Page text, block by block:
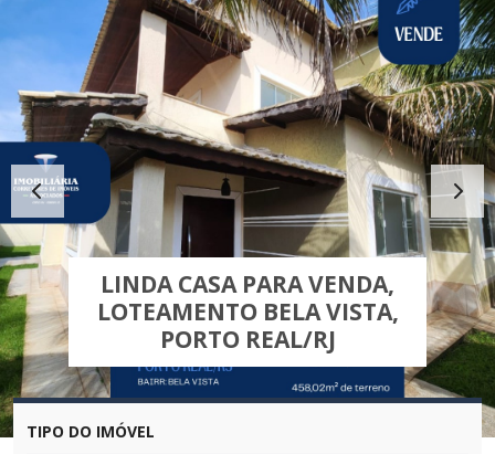
LINDA CASA PARA VENDA,
LOTEAMENTO BELA VISTA,
PORTO REAL/RJ
TIPO DO IMÓVEL